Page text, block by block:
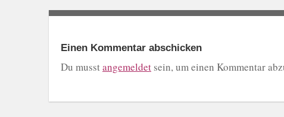
Einen Kommentar abschicken
Du musstangemeldet sein, um einen Kommentar